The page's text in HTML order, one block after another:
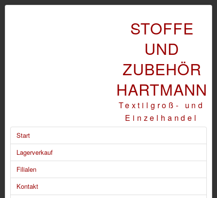
STOFFE
UND
ZUBEHÖR
HARTMANN
Textilgroß- und
Einzelhandel
Start
Lagerverkauf
Filialen
Kontakt